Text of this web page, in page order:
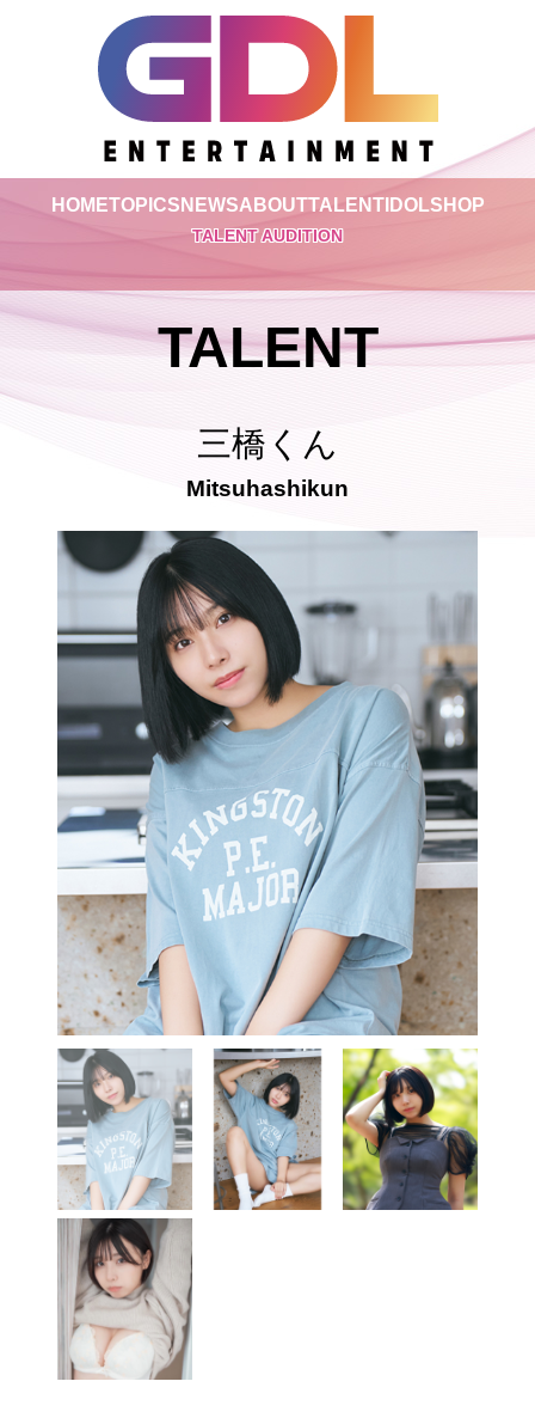
HOMETOPICS NEWSABOUTTALENTIDOLSHOP
TALENT AUDITION
TALENT
三橋くん
Mitsuhashikun